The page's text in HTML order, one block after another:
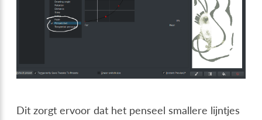
Dit zorgt ervoor dat het penseel smallere lijntjes